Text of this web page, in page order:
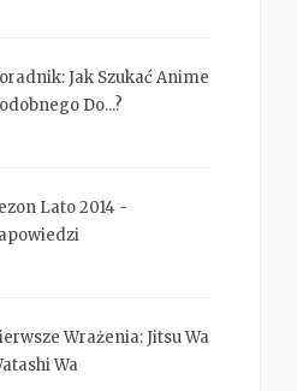
Jak Szukać Anime
Do...?
Lato 2014 -
Wrażenia: Jitsu Wa
Wa